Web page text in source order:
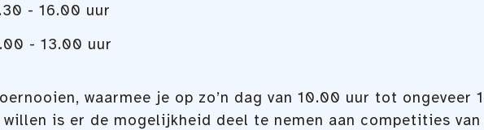
- 16.00 uur
- 13.00 uur
waarmee je op zo’n dag van 10.00 uur tot ongeveer
is er de mogelijkheid deel te nemen aan competities van